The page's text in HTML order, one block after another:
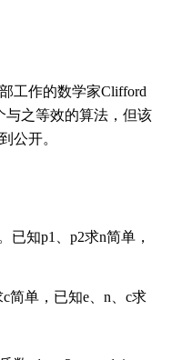
工作的数学家Clifford
与之等效的算法，但该
公开。
已知p1、p2求n简单，
c简单，已知e、n、c求